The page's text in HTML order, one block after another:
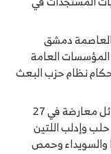
العاصمة دمشق
العامة
عهد دام 61 عاما من حكام نظام حزب البعث
وبدأت معارك بين قوات النظام السوري وفصائل معارضة في 27
وإدلب اللتين
والسويداء وحمص